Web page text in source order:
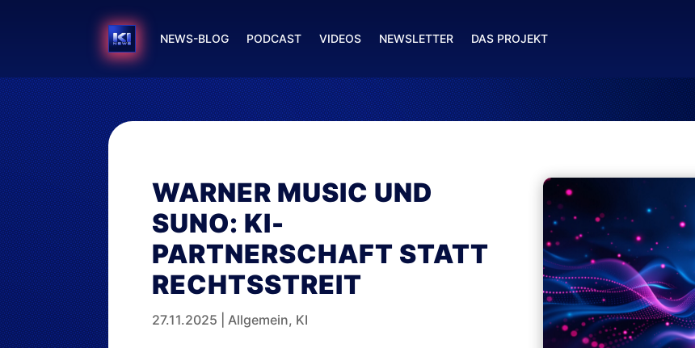
NEWS-BLOG PODCAST VIDEOS NEWSLETTER DAS PROJEKT
WARNER MUSIC UND
SUNO: KI-
PARTNERSCHAFT STATT
RECHTSSTREIT
27.11.2025 Allgemein, KI